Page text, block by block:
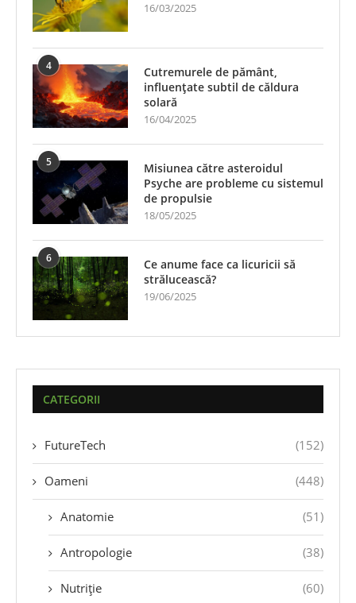
16/03/2025
4
Cutremurele de pământ,
influențate subtil de căldura
solară
16/04/2025
5
Misiunea către asteroidul
Psyche are probleme cu sistemul
de propulsie
18/05/2025
6
Ce anume face ca licuricii să
strălucească?
19/06/2025
CATEGORII
FutureTech (152)
Oameni (448)
Anatomie (51)
Antropologie (38)
Nutriție (60)